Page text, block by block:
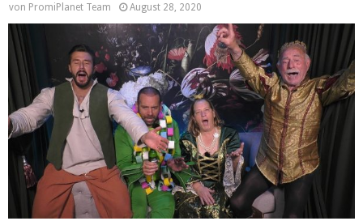
von PromiPlanet Team August 28, 2020